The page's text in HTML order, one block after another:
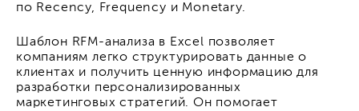
по Recency, Frequency и Monetary.
Шаблон RFM-анализа в Excel позволяет
компаниям легко структурировать данные о
клиентах и получить ценную информацию для
разработки персонализированных
маркетинговых стратегий. Он помогает